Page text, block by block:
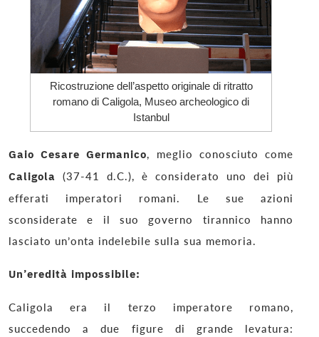
Ricostruzione dell’aspetto originale di ritratto
romano di Caligola, Museo archeologico di
Istanbul
Gaio Cesare Germanico, meglio conosciuto come
Caligola
(37-41 d.C.), è considerato uno dei più
efferati imperatori romani. Le sue azioni
sconsiderate e il suo governo tirannico hanno
lasciato un’onta indelebile sulla sua memoria.
Un’eredità impossibile:
Caligola era il terzo imperatore romano,
succedendo a due figure di grande levatura: